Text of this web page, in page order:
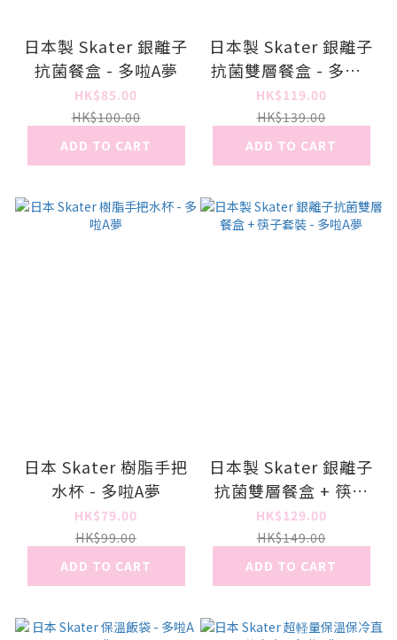
日本製 Skater 銀離子
抗菌餐盒 - 多啦A夢
HK$85.00
HK$100.00
ADD TO CART
日本製 Skater 銀離子
抗菌雙層餐盒 - 多啦A
夢
HK$119.00
HK$139.00
ADD TO CART
日本 Skater 樹脂手把
水杯 - 多啦A夢
HK$79.00
HK$99.00
ADD TO CART
日本製 Skater 銀離子
抗菌雙層餐盒 + 筷子
套裝 - 多啦A夢
HK$129.00
HK$149.00
ADD TO CART